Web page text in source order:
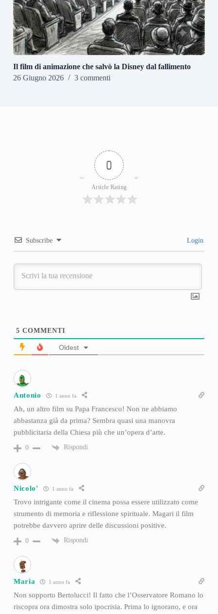
Il film di animazione che salvò la Disney dal fallimento
26 Giugno 2026
3 commenti
0
Article Rating
Subscribe Login
5 COMMENTI
Oldest
Antonio 1 anno fa
Ah, un altro film su Papa Francesco! Non ne abbiamo
abbastanza già da prima? Sembra quasi una manovra
pubblicitaria della Chiesa più che un’opera d’arte.
0 Rispondi
Nicolo' 1 anno fa
Trovo intrigante come il cinema possa essere utilizzato come
strumento di memoria e riflessione spirituale. Magari il film
potrebbe davvero aprire delle discussioni positive.
0 Rispondi
Maria 1 anno fa
Non sopporto Bertolucci! Il fatto che l’Osservatore Romano lo
riscopra ora dimostra solo ipocrisia. Prima lo ignorano, e ora